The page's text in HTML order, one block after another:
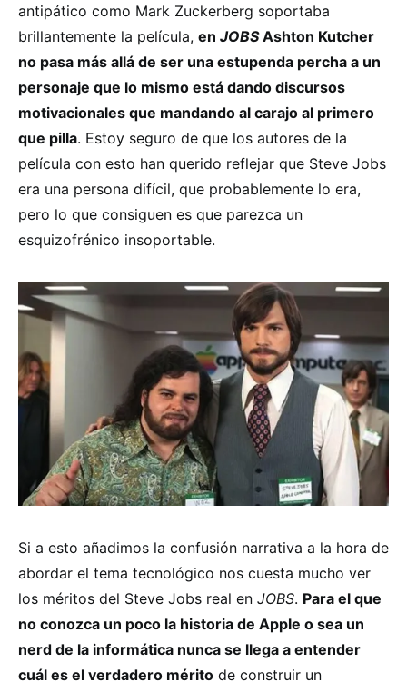
antipático como Mark Zuckerberg soportaba
brillantemente la película, en JOBSAshton Kutcher
no pasa más allá de ser una estupenda percha a un
personaje que lo mismo está dando discursos
motivacionales que mandando al carajo al primero
que pilla. Estoy seguro de que los autores de la
película con esto han querido reflejar que Steve Jobs
era una persona difícil, que probablemente lo era,
pero lo que consiguen es que parezca un
esquizofrénico insoportable.
Si a esto añadimos la confusión narrativa a la hora de
abordar el tema tecnológico nos cuesta mucho ver
los méritos del Steve Jobs real en JOBS. Para el que
no conozca un poco la historia de Apple o sea un
nerd de la informática nunca se llega a entender
cuál es el verdadero mérito de construir un